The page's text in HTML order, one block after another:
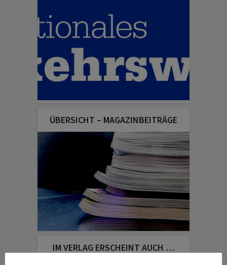
ÜBERSICHT – MAGAZINBEITRÄGE
IM VERLAG ERSCHEINT AUCH …